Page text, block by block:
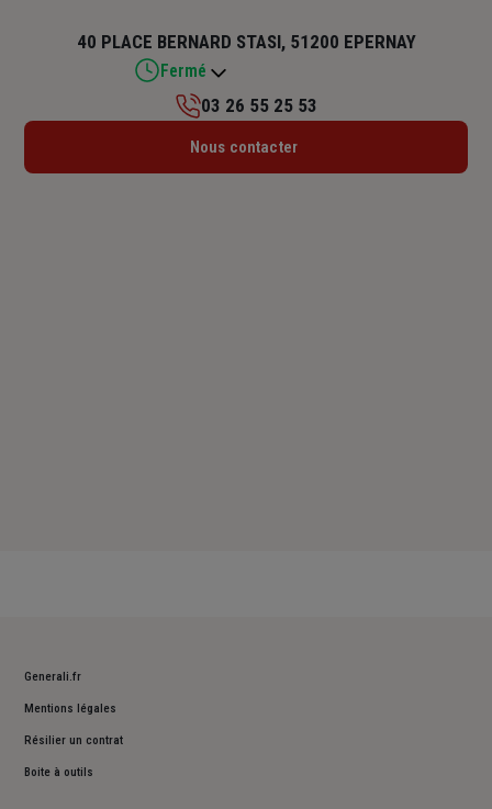
40 PLACE BERNARD STASI, 51200 EPERNAY
Fermé
Lundi : Fermé
03 26 55 25 53
Nous contacter
Generali.fr
Mentions légales
Résilier un contrat
Boite à outils